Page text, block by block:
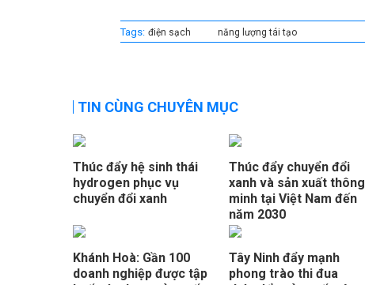
Tags: điện sạch năng lượng tái tạo
TIN CÙNG CHUYÊN MỤC
Thúc đẩy hệ sinh thái
hydrogen phục vụ
chuyển đổi xanh
Thúc đẩy chuyển đổi
xanh và sản xuất thông
minh tại Việt Nam đến
năm 2030
Khánh Hoà: Gần 100
doanh nghiệp được tập
Tây Ninh đẩy mạnh
phong trào thi đua